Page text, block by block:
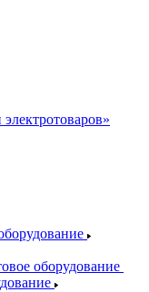
оборудование